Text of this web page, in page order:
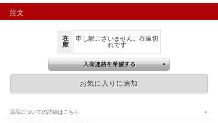
注文
在
庫
申し訳ございません。在庫切
れです
返品についての詳細はこちら